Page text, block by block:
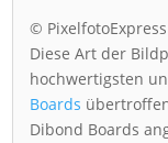
© PixelfotoExpress
Diese Art der
hochwertigsten
Boards
Dibond Boards